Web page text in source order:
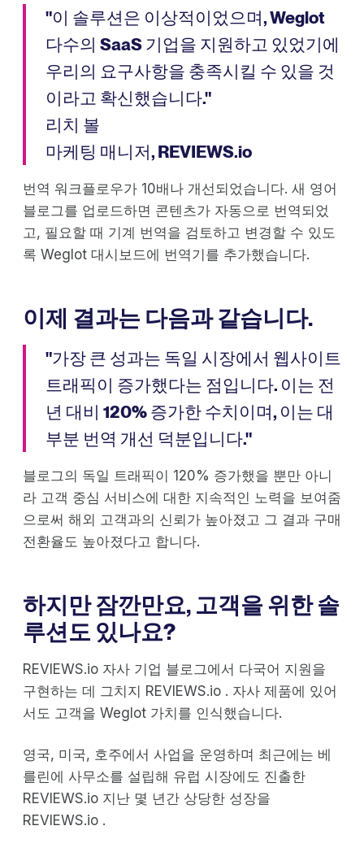
"이 솔루션은 이상적이었으며, Weglot
다수의 SaaS 기업을 지원하고 있었기에
우리의 요구사항을 충족시킬 수 있을 것
이라고 확신했습니다."
리치 볼
마케팅 매니저, REVIEWS.io
번역 워크플로우가 10배나 개선되었습니다. 새 영어
블로그를 업로드하면 콘텐츠가 자동으로 번역되었
고, 필요할 때 기계 번역을 검토하고 변경할 수 있도
록 Weglot 대시보드에 번역기를 추가했습니다.
이제 결과는 다음과 같습니다.
"가장 큰 성과는 독일 시장에서 웹사이트
트래픽이 증가했다는 점입니다. 이는 전
년 대비 120% 증가한 수치이며, 이는 대
부분 번역 개선 덕분입니다."
블로그의 독일 트래픽이 120% 증가했을 뿐만 아니
라 고객 중심 서비스에 대한 지속적인 노력을 보여줌
으로써 해외 고객과의 신뢰가 높아졌고 그 결과 구매
전환율도 높아졌다고 합니다.
하지만 잠깐만요, 고객을 위한 솔
루션도 있나요?
REVIEWS.io 자사 기업 블로그에서 다국어 지원을
구현하는 데 그치지 REVIEWS.io . 자사 제품에 있어
서도 고객을 Weglot 가치를 인식했습니다.
영국, 미국, 호주에서 사업을 운영하며 최근에는 베
를린에 사무소를 설립해 유럽 시장에도 진출한
REVIEWS.io 지난 몇 년간 상당한 성장을
REVIEWS.io .